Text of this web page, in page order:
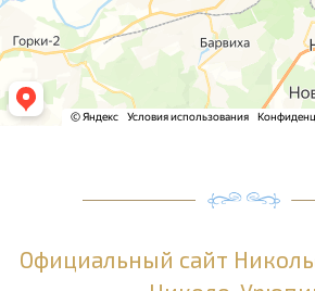
Официальный сайт